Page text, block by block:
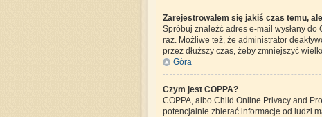
Zarejestrowałem się jakiś czas temu,
Spróbuj znaleźć adres e-mail wysłany
raz. Możliwe też, że administrator
przez dłuższy czas, żeby zmniejszyć
Góra
Czym jest COPPA?
COPPA, albo Child Online Privacy and
potencjalnie zbierać informacje od ludzi